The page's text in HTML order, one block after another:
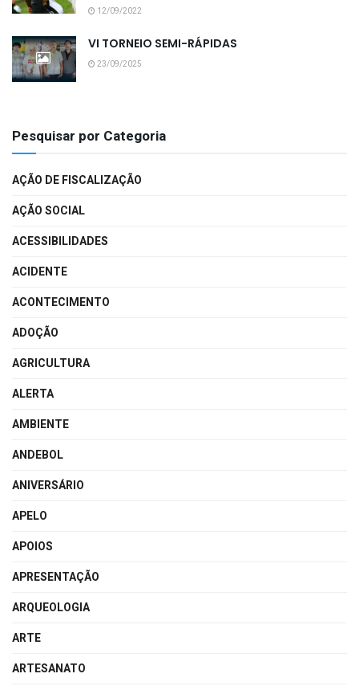
12/09/2022
VI TORNEIO SEMI-RÁPIDAS
23/09/2025
Pesquisar por Categoria
AÇÃO DE FISCALIZAÇÃO
AÇÃO SOCIAL
ACESSIBILIDADES
ACIDENTE
ACONTECIMENTO
ADOÇÃO
AGRICULTURA
ALERTA
AMBIENTE
ANDEBOL
ANIVERSÁRIO
APELO
APOIOS
APRESENTAÇÃO
ARQUEOLOGIA
ARTE
ARTESANATO